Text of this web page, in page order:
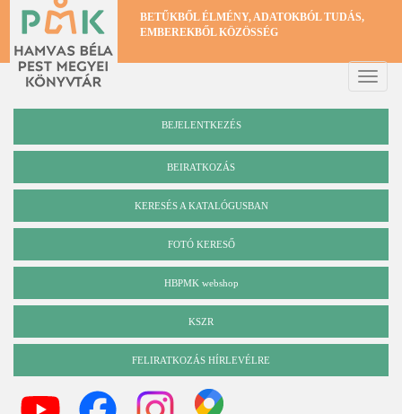
Ugrás
tartalomra
BETŰKBŐL ÉLMÉNY, ADATOKBÓL TUDÁS,
EMBEREKBŐL KÖZÖSSÉG
Toggle
BEJELENTKEZÉS
BEIRATKOZÁS
Katalógus
KERESÉS A KATALÓGUSBAN
FOTÓ KERESŐ
HBPMK webshop
KSZR
FELIRATKOZÁS HÍRLEVÉLRE